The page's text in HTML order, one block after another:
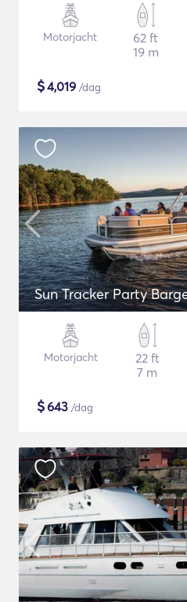
Motorjacht
62 ft
19 m
$4,019 /dag
Sun Tracker Party
Motorjacht
22 ft
7 m
$643 /dag